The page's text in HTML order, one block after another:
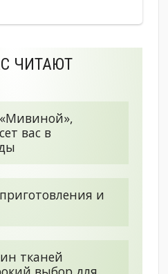
ЧИТАЮТ
«Мивиной»,
вас в
и
тканей